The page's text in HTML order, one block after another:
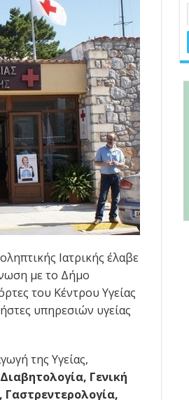
Ιατρικής έλαβε
με το Δήμο
του Κέντρου Υγείας
υπηρεσιών υγείας
της Υγείας,
Γενική
Γαστρεντερολογία,